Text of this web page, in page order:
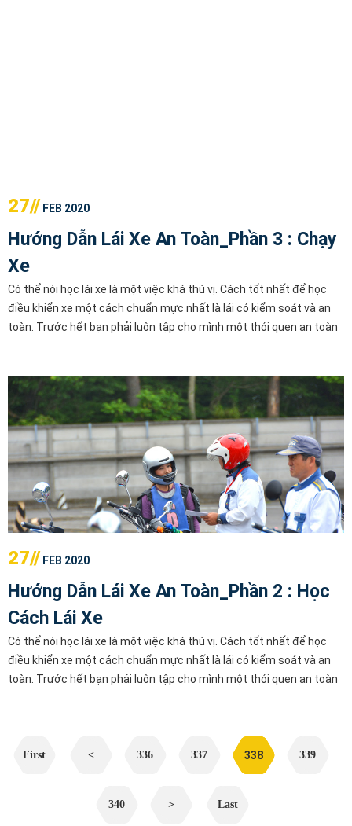
27// FEB 2020
Hướng Dẫn Lái Xe An Toàn_Phần 3 : Chạy
Xe
Có thể nói học lái xe là một việc khá thú vị. Cách tốt nhất để học
điều khiển xe một cách chuẩn mực nhất là lái có kiểm soát và an
toàn. Trước hết bạn phải luôn tập cho mình một thói quen an toàn
27// FEB 2020
Hướng Dẫn Lái Xe An Toàn_Phần 2 : Học
Cách Lái Xe
Có thể nói học lái xe là một việc khá thú vị. Cách tốt nhất để học
điều khiển xe một cách chuẩn mực nhất là lái có kiểm soát và an
toàn. Trước hết bạn phải luôn tập cho mình một thói quen an toàn
First < 336 337 338 339
340 > Last